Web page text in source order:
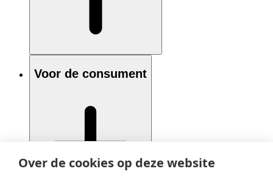
Over de cookies op deze website
Voor de consument